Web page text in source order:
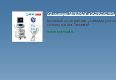
УЗ сканеры MINDRAY и SONOSCAPE
Большой ассотримент сканеров узи по
низким ценам.Звоните!
www.rosmed.ru